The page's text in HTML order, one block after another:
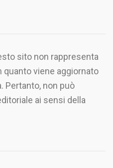
sito non rappresenta
quanto viene aggiornato
Pertanto, non può
ai sensi della